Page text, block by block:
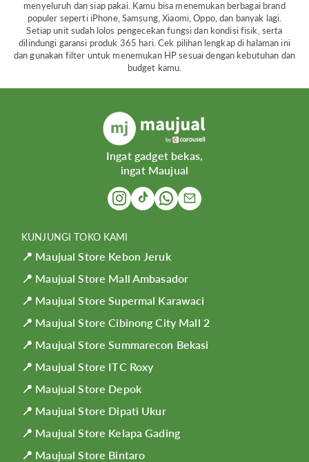
menyeluruh dan siap pakai. Kamu bisa menemukan berbagai brand
populer seperti iPhone, Samsung, Xiaomi, Oppo, dan banyak lagi.
Setiap unit sudah lolos pengecekan fungsi dan kondisi fisik, serta
dilindungi garansi produk 365 hari. Cek pilihan lengkap di halaman ini
dan gunakan filter untuk menemukan HP sesuai dengan kebutuhan dan
budget kamu.
Ingat gadget bekas,
ingat Maujual
KUNJUNGI TOKO KAMI
📍 Maujual Store Kebon Jeruk
📍 Maujual Store Mall Ambasador
📍 Maujual Store Supermal Karawaci
📍 Maujual Store Cibinong City Mall 2
📍 Maujual Store Summarecon Bekasi
📍 Maujual Store ITC Roxy
📍 Maujual Store Depok
📍 Maujual Store Dipati Ukur
📍 Maujual Store Kelapa Gading
📍 Maujual Store Bintaro